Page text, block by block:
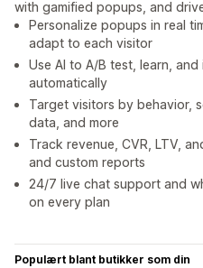
with gamified popups, and
Personalize popups in real
adapt to each visitor
Use AI to A/B test, learn,
automatically
Target visitors by behavior,
data, and more
Track revenue, CVR, LTV,
and custom reports
24/7 live chat support and
on every plan
Populært blant butikker som din